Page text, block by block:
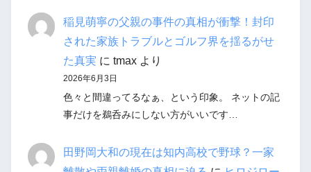
稲見萌寧の父親の事件の真相が衝撃！封印
された家族トラブルとゴルフ界を揺るがせ
た真実 に tmaxより
2026年6月3日
色々と間違ってるなぁ、という印象。 ネットの記
事だけを鵜呑みにしない方がいいです…
田野岡大和の現在は知内高校で野球？一家